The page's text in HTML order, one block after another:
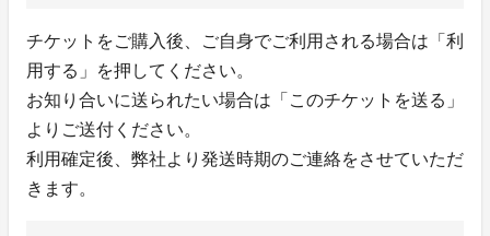
チケットをご購入後、ご自身でご利用される場合は「利
用する」を押してください。
お知り合いに送られたい場合は「このチケットを送る」
よりご送付ください。
利用確定後、弊社より発送時期のご連絡をさせていただ
きます。